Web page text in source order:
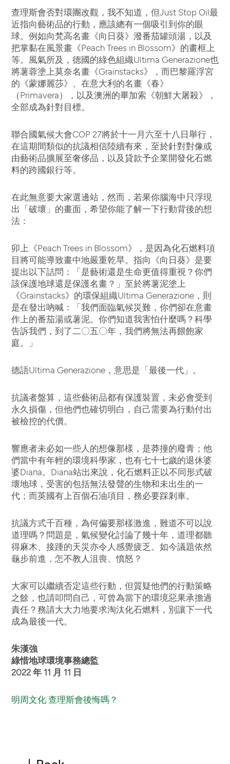
查理斯會否對環團改觀，我不知道，但Just Stop Oil最
近指向藝術品的行動，應該總有一個吸引到你的眼
球。例如向梵高名畫《向日葵》潑番茄罐頭湯，以及
把掌黏在風景畫《Peach Trees in Blossom》的畫框上
等。風氣所及，德國的綠色組織Ultima Generazione也
將薯蓉塗上莫奈名畫《Grainstacks》，而巴黎羅浮宮
的《蒙娜麗莎》、在意大利的名畫《春》
（Primavera），以及澳洲的畢加索《朝鮮大屠殺》，
全部成為針對目標。
聯合國氣候大會COP 27將於十一月六至十八日舉行，
在這期間類似的抗議相信陸續有來，至於針對對像或
由藝術品擴展至奢侈品，以及貸款予企業開發化石燃
料的跨國銀行等。
在此無意要大家選邊站，然而，若果你腦海中只浮現
出「破壞」的畫面，希望你能了解一下行動背後的想
法：
卯上《Peach Trees in Blossom》，是因為化石燃料項
目將可能導致畫中地嚴重乾旱。指向《向日葵》是要
提出以下詰問：「是藝術還是生命更值得重視？你們
該保護地球還是保護名畫？」至於將薯泥塗上
《Grainstacks》的環保組織Ultima Generazione，則
是在發出吶喊：「我們面臨氣候災難，你們卻在意畫
作上的番茄湯或薯泥。你們知道我害怕什麼嗎？科學
告訴我們，到了二〇五〇年，我們將無法再餵飽家
庭。」
德語Ultima Generazione，意思是「最後一代」。
抗議者盤算，這些藝術品都有保護裝置，未必會受到
永久損傷，但他們也確切明白，自己需要為行動付出
被檢控的代價。
響應者未必如一些人的想像那樣，是莽撞的廢青；他
們當中有年輕的環境科學家，也有七十七歲的退休婆
婆Diana。Diana站出來說，化石燃料正以不同形式破
壞地球，受害的包括無法發聲的生物和未出生的一
代；而英國有上百個石油項目，務必要踩剎車。
抗議方式千百種，為何偏要那樣激進，難道不可以說
道理嗎？問題是，氣候變化討論了幾十年，道理都聽
得麻木、接踵的天災亦令人感覺疲乏。如今議題依然
龜步前進，怎不教人沮喪、憤怒？
大家可以繼續否定這些行動，但質疑他們的行動策略
之餘，也請叩問自己，可曾為當下的環境惡果承擔過
責任？務請大大力地要求淘汰化石燃料，別讓下一代
成為最後一代。
朱漢強
綠惜地球環境事務總監
2022 年 11 月 11 日
明周文化 查理斯會後悔嗎？